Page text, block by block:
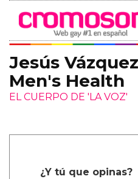
Jesús
Men's Health
EL CUERPO DE 'LA VOZ'
¿Y tú que opinas?